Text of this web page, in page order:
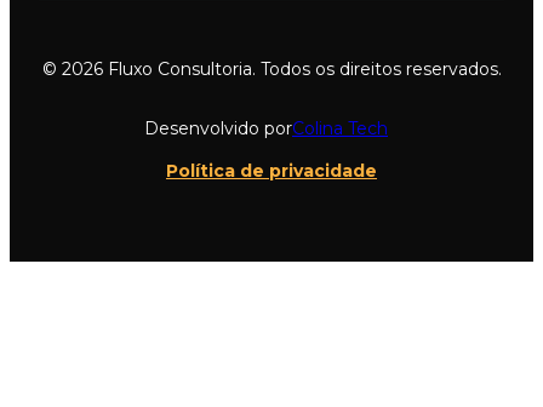
© 2026 Fluxo Consultoria. Todos os direitos reservados.
Desenvolvido porColina Tech
Política de privacidade